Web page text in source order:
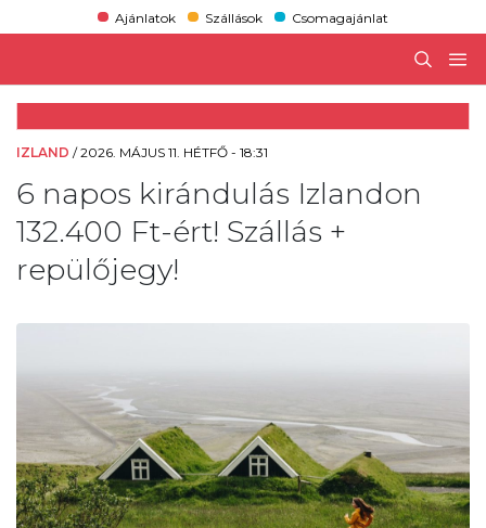
Ajánlatok Szállások Csomagajánlat
IZLAND /2026. MÁJUS 11. HÉTFŐ - 18:31
6 napos kirándulás Izlandon
132.400 Ft-ért! Szállás +
repülőjegy!